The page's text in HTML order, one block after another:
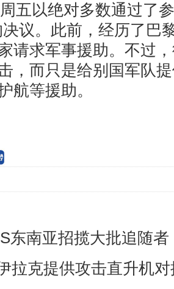
五以绝对多数通过了
决议。此前，经历了巴
请求军事援助。不过
，而只是给别国军队
航等援助。
东南亚招揽大批追随
拉克提供攻击直升机对